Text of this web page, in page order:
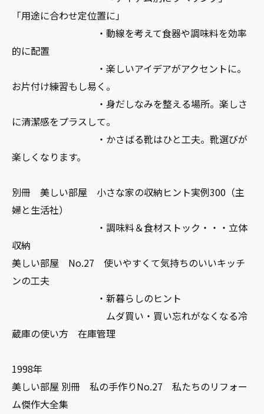
「用途に合わせ定位置に」
・動線を考えて食器や調味料を効率
的に配置
・楽しいアイデアがアクセントに。
お片付け練習もし易く。
・身だしなみを整える場所。楽しさ
に清潔感をプラスして。
・かさばる靴はひと工夫。靴選びが
楽しくなります。
別冊 美しい部屋 小さな家の収納ヒント実例300（主
婦と生活社）
・調味料＆食材ストック・・・立体
収納
美しい部屋 No.27 使いやすくて気持ちのいいキッチ
ンの工夫
・新暮らしのヒント
ムダ買い・買い忘れがなくなる冷
蔵庫の使い方 在庫管理
1998年
美しい部屋 別冊 私の手作りNo.27 私たちのリフォー
ム傑作大全集